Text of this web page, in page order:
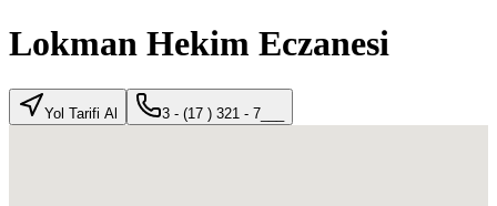
Lokman Hekim Eczanesi
Yol Tarifi Al 3 - (17 ) 321 - 7___